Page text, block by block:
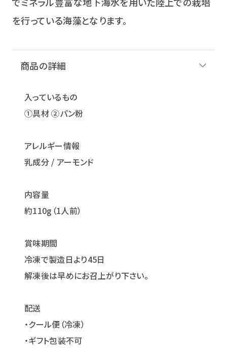
を行っている海藻となります。
商品の詳細
入っているもの
①具材 ②パン粉
アレルギー情報
乳成分 / アーモンド
内容量
約110g（1人前）
賞味期間
冷凍で製造日より45日
解凍後は早めにお召上がり下さい。
配送
・クール便（冷凍）
・ギフト包装不可